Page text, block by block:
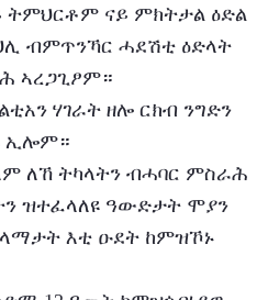
ትምህርቶም ናይ ምክትታል ዕድል
ብምጥንኻር ሓደሽቲ ዕድላት
ኣረጋጊፆም።
ኢሎም።
ዝተፈላለዩ ዓውድታት ሞያን
እቲ ዑደት ከምዝኾኑ